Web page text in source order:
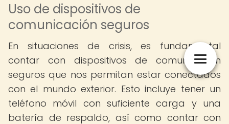
Uso de dispositivos de
comunicación seguros
En situaciones de crisis, es fundamental
contar con dispositivos de comunicación
seguros que nos permitan estar conectados
con el mundo exterior. Esto incluye tener un
teléfono móvil con suficiente carga y una
batería de respaldo, así como contar con